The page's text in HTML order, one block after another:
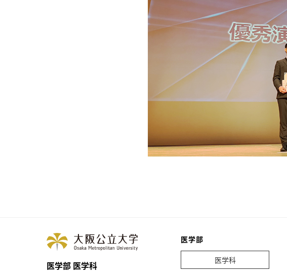
医学部 医学科
医学部
医学科